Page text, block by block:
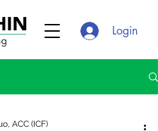
Login
ACC (ICF)